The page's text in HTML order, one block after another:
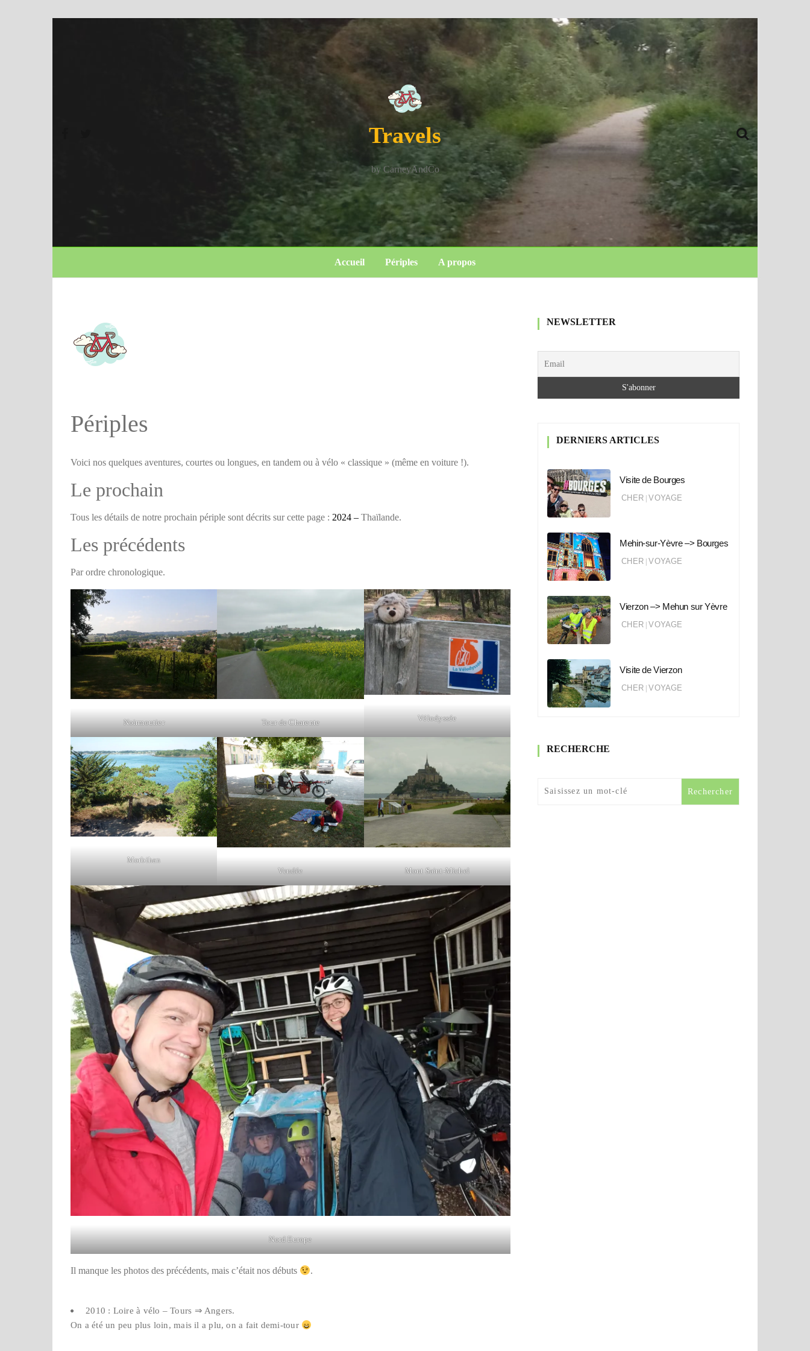
Travels
by CarneyAndCo
Accueil Périples A propos
Périples
Voici nos quelques aventures, courtes ou longues, en tandem ou à vélo « classique » (même en voiture !).
Le prochain
Tous les détails de notre prochain périple sont décrits sur cette page : 2024 – Thaïlande.
Les précédents
Par ordre chronologique.
Noirmoutier Tour de Charente
Vélodyssée
Morbihan
Vendée
Mont Saint-Michel
Nord Europe
Il manque les photos des précédents, mais c’était nos débuts .
2010 : Loire à vélo – Tours ⇒ Angers.
On a été un peu plus loin, mais il a plu, on a fait demi-tour
NEWSLETTER
DERNIERS ARTICLES
Visite de Bourges
CHER VOYAGE
Mehin-sur-Yèvre –> Bourges
CHER VOYAGE
Vierzon –> Mehun sur Yèvre
CHER VOYAGE
Visite de Vierzon
CHER VOYAGE
RECHERCHE